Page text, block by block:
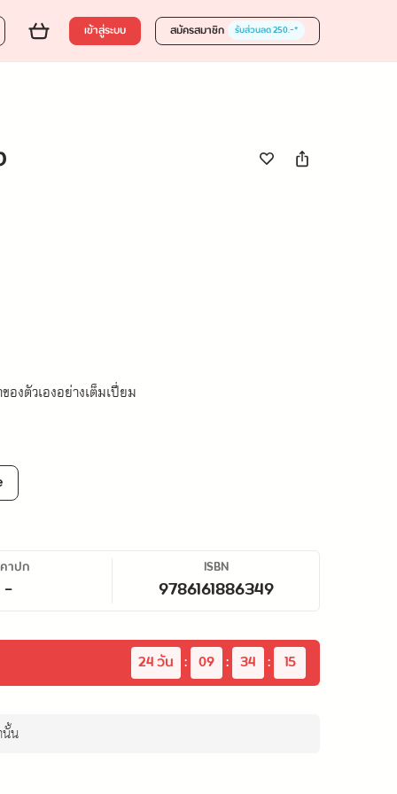
เข้าสู่ระบบ สมัครสมาชิก รับส่วนลด 250.-*
% 275.00
ส่งของขวัญ ใส่ตะกร้า ซื้อเลย
งตัวเองอย่างเต็มเปี่ยม
าปก
-
ISBN
9786161886349
24 วัน : 09 : 34 : 14
น